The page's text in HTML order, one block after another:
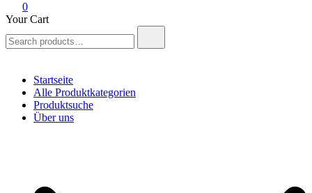
0
Your Cart
for:
Startseite
Alle Produktkategorien
Produktsuche
Über uns